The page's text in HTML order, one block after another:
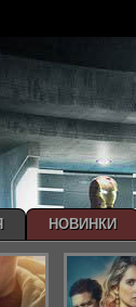
НОВИНКИ